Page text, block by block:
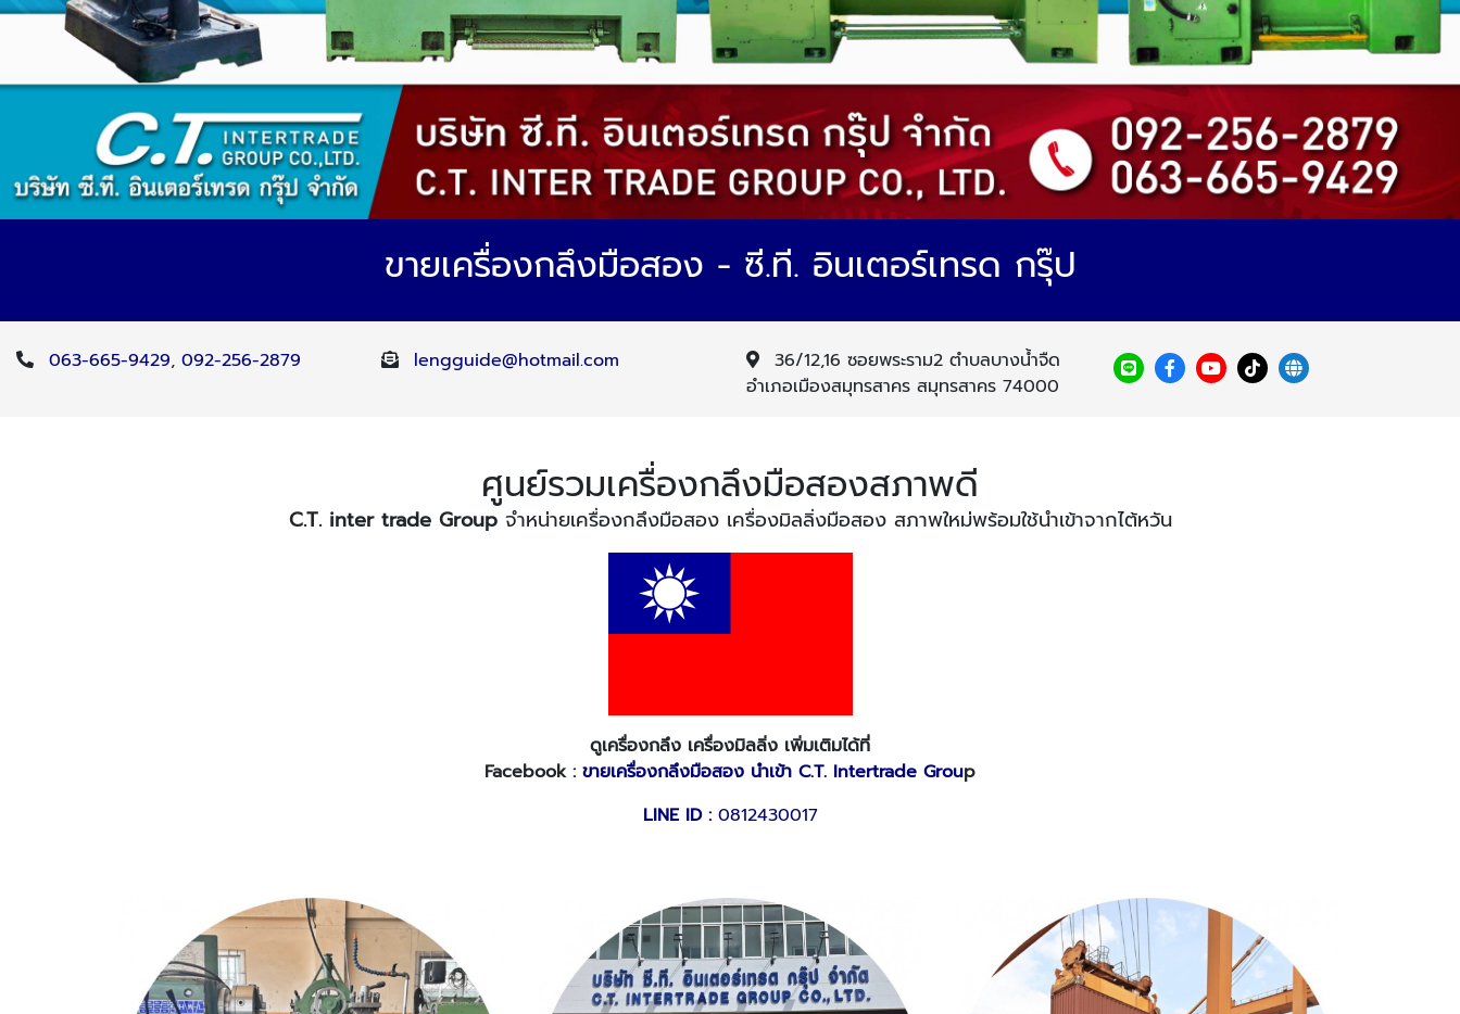
ขายเครื่องกลึงมือสอง - ซี.ที. อินเตอร์เทรด กรุ๊ป
063-665-9429, 092-256-2879 lengguide@hotmail.com
36/12,16 ซอยพระราม2 ตำบลบางน้ำจืด
อำเภอเมืองสมุทรสาคร สมุทรสาคร 74000
ศูนย์รวมเครื่องกลึงมือสองสภาพดี
C.T. inter trade Group จำหน่ายเครื่องกลึงมือสอง เครื่องมิลลิ่งมือสอง สภาพใหม่พร้อมใช้นำเข้าจากไต้หวัน
ดูเครื่องกลึง เครื่องมิลลิ่ง เพิ่มเติมได้ที่
Facebook : ขายเครื่องกลึงมือสอง นำเข้า C.T. Intertrade Group
LINE ID : 0812430017